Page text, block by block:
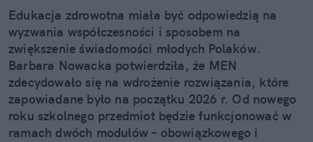
Edukacja zdrowotna miała być odpowiedzią na
wyzwania współczesności i sposobem na
zwiększenie świadomości młodych Polaków.
Barbara Nowacka potwierdziła, że MEN
zdecydowało się na wdrożenie rozwiązania, które
zapowiadane było na początku 2026 r. Od nowego
roku szkolnego przedmiot będzie funkcjonować w
ramach dwóch modułów – obowiązkowego i